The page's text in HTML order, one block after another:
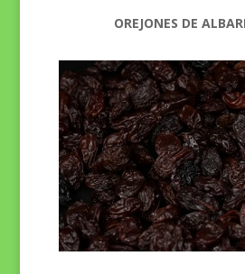
OREJONES DE